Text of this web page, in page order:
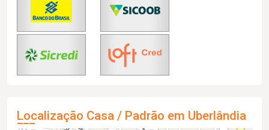
Localização Casa / Padrão em Uberlândia